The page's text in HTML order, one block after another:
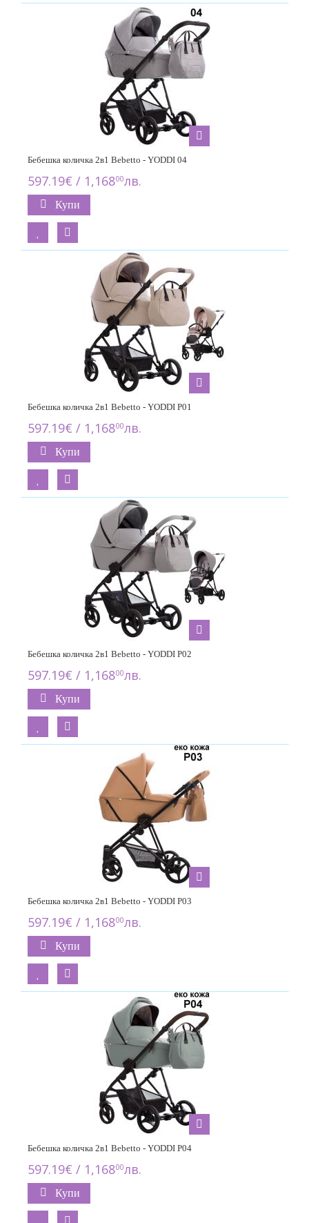
Бебешка количка 2в1 Bebetto - YODDI 04
597.19€ / 1,16800лв.
Купи
Бебешка количка 2в1 Bebetto - YODDI P01
597.19€ / 1,16800лв.
Купи
Бебешка количка 2в1 Bebetto - YODDI P02
597.19€ / 1,16800лв.
Купи
Бебешка количка 2в1 Bebetto - YODDI P03
597.19€ / 1,16800лв.
Купи
Бебешка количка 2в1 Bebetto - YODDI P04
597.19€ / 1,16800лв.
Купи